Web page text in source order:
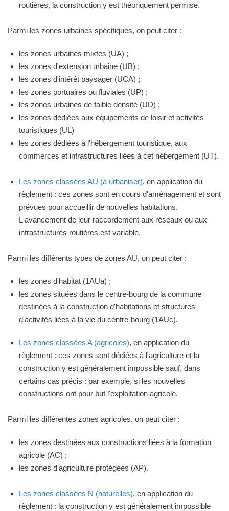
routières, la construction y est théoriquement permise.
Parmi les zones urbaines spécifiques, on peut citer :
les zones urbaines mixtes (UA) ;
les zones d'extension urbaine (UB) ;
les zones d'intérêt paysager (UCA) ;
les zones portuaires ou fluviales (UP) ;
les zones urbaines de faible densité (UD) ;
les zones dédiées aux équipements de loisir et activités
touristiques (UL)
les zones dédiées à l'hébergement touristique, aux
commerces et infrastructures liées à cet hébergement (UT).
Les zones classées AU (à urbaniser), en application du
règlement : ces zones sont en cours d'aménagement et sont
prévues pour accueillir de nouvelles habitations.
L'avancement de leur raccordement aux réseaux ou aux
infrastructures routières est variable.
Parmi les différents types de zones AU, on peut citer :
les zones d'habitat (1AUa) ;
les zones situées dans le centre-bourg de la commune
destinées à la construction d'habitations et structures
d'activités liées à la vie du centre-bourg (1AUc).
Les zones classées A (agricoles), en application du
règlement : ces zones sont dédiées à l'agriculture et la
construction y est généralement impossible sauf, dans
certains cas précis : par exemple, si les nouvelles
constructions ont pour but l'exploitation agricole.
Parmi les différentes zones agricoles, on peut citer :
les zones destinées aux constructions liées à la formation
agricole (AC) ;
les zones d'agriculture protégées (AP).
Les zones classées N (naturelles), en application du
règlement : la construction y est généralement impossible